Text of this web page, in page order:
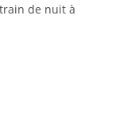
de nuit à